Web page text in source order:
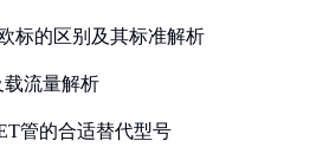
标的区别及其标准解析
载流量解析
管的合适替代型号